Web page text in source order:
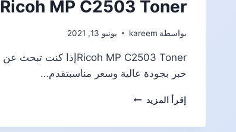
Ricoh MP C2503 Toner
بواسطة kareem يونيو 13, 2021
Ricoh MP C2503 Tonerإذا كنت تبحث عن
حبر بجودة عالية وسعر مناسبتقدم…
إقرأ المزيد RICOH